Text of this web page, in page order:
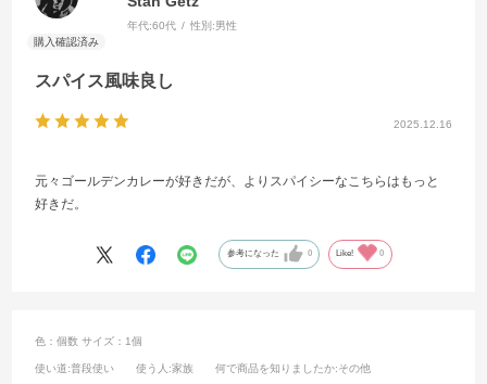
2025.12.16
スパイス風味良し
年代:60代 性別:男性
元々ゴールデンカレーが好きだが、よりスパイシーなこちらはもっと
好きだ。
参考になった 0 Like! 0
色：個数 サイズ：1個
使い道:普段使い 使う人 :家族 何で商品を知りましたか:その他